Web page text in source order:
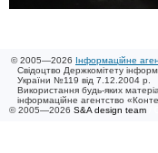
© 2005—2026 Інформаційне
Свідоцтво Держкомітету
України №119 від 7.12.2004 р.
Використання будь-яких
інформаційне агентство
© 2005—2026 S&A design team